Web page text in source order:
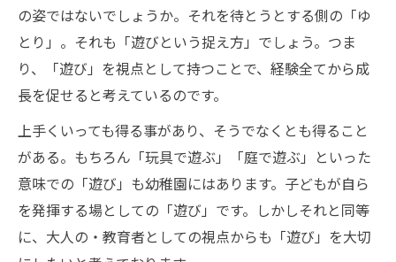
の姿ではないでしょうか。それを待とうとする側の「ゆ
とり」。それも「遊びという捉え方」でしょう。つま
り、「遊び」を視点として持つことで、経験全てから成
長を促せると考えているのです。
上手くいっても得る事があり、そうでなくとも得ること
がある。もちろん「玩具で遊ぶ」「庭で遊ぶ」といった
意味での「遊び」も幼稚園にはあります。子どもが自ら
を発揮する場としての「遊び」です。しかしそれと同等
に、大人の・教育者としての視点からも「遊び」を大切